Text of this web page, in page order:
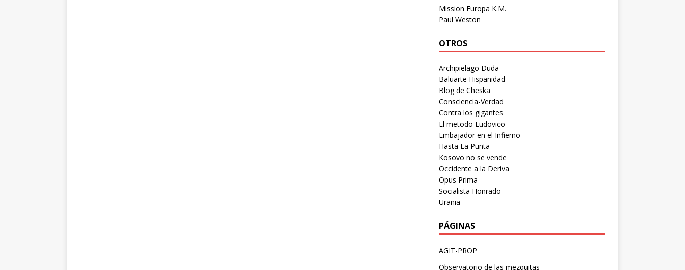
Mission Europa K.M.
Paul Weston
OTROS
Archipielago Duda
Baluarte Hispanidad
Blog de Cheska
Consciencia-Verdad
Contra los gigantes
El metodo Ludovico
Embajador en el Infierno
Hasta La Punta
Kosovo no se vende
Occidente a la Deriva
Opus Prima
Socialista Honrado
Urania
PÁGINAS
AGIT-PROP
Observatorio de las mezquitas